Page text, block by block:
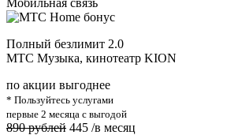
Мобильная связь
Полный безлимит 2.0
МТС Музыка, кинотеатр KION
по акции выгоднее
* Пользуйтесь услугами
первые 2 месяца с выгодой
890 рублей 445 /в месяц